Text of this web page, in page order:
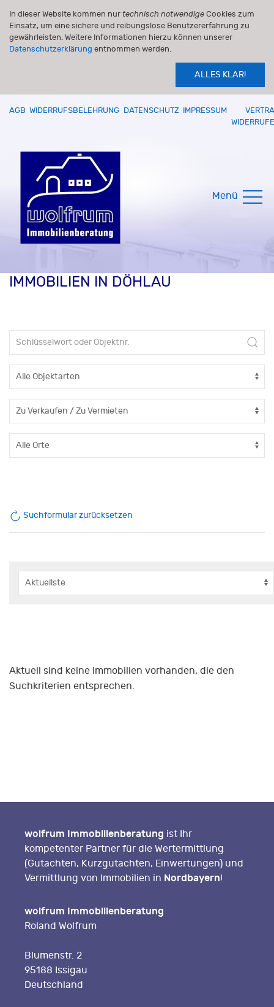
In dieser Website kommen nur technisch notwendige Cookies zum
Einsatz, um eine sichere und reibungslose Benutzererfahrung zu
gewährleisten. Weitere Informationen hierzu können unserer
Datenschutzerklärung entnommen werden.
ALLES KLAR!
AGB WIDERRUFSBELEHRUNG DATENSCHUTZ IMPRESSUM
Menü
IMMOBILIEN IN DÖHLAU
Suchformular zurücksetzen
Aktuell sind keine Immobilien vorhanden, die den
Suchkriterien entsprechen.
wolfrum Immobilienberatung ist Ihr
kompetenter Partner für die Wertermittlung
(Gutachten, Kurzgutachten, Einwertungen) und
Vermittlung von Immobilien in Nordbayern!
wolfrum Immobilienberatung
Roland Wolfrum
Blumenstr. 2
95188 Issigau
Deutschland